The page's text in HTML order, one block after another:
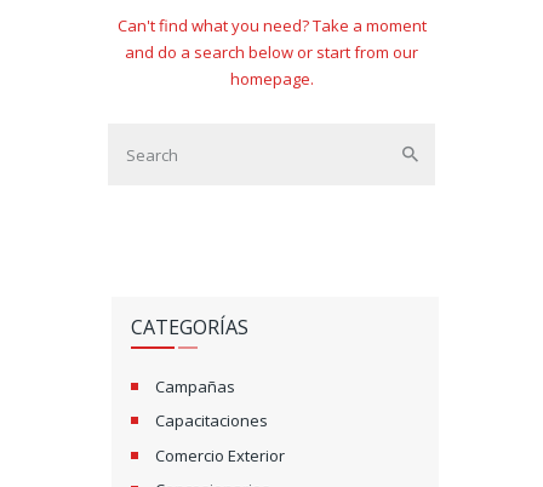
Can't find what you need? Take a moment
and do a search below or start from our
homepage.
CATEGORÍAS
Campañas
Capacitaciones
Comercio Exterior